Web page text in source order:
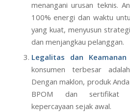
menangani urusan teknis.
100% energi dan waktu
yang kuat, menyusun
dan menjangkau pelanggan.
Legalitas dan Keamanan
konsumen terbesar
Dengan maklon, produk
BPOM dan sertifikat
kepercayaan sejak awal.